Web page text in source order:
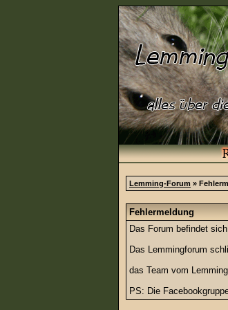
Lemming-Forum »
Fehlermeldung
Das Forum befindet
Das Lemmingforum
das Team vom
PS: Die